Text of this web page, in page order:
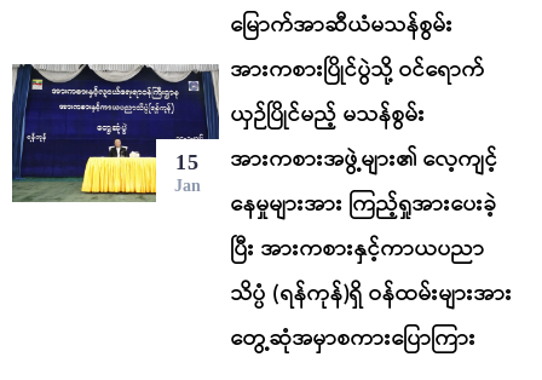
15
Jan
မြောက်အာဆီယံမသန်စွမ်း
အားကစားပြိုင်ပွဲသို့ ဝင်ရောက်
ယှဉ်ပြိုင်မည့် မသန်စွမ်း
အားကစားအဖွဲ့များ၏ လေ့ကျင့်
နေမှုများအား ကြည့်ရှုအားပေးခဲ့
ပြီး အားကစားနှင့်ကာယပညာ
သိပ္ပံ (ရန်ကုန်)ရှိ ဝန်ထမ်းများအား
တွေ့ဆုံအမှာစကားပြောကြား